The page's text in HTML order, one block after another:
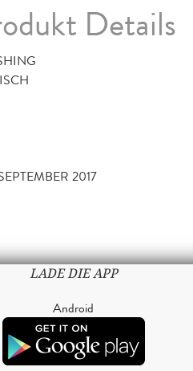
Details
2017
LADE DIE APP
Android